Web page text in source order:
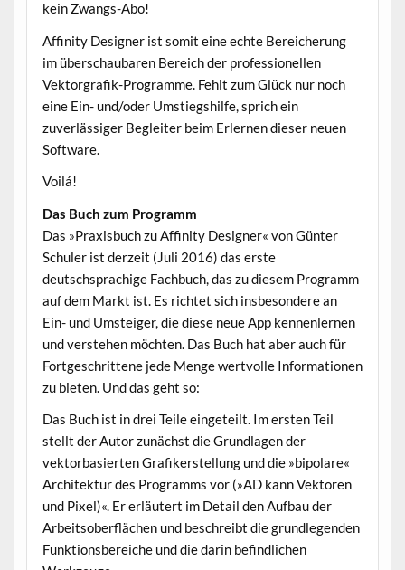
kein Zwangs-Abo!
Affinity Designer ist somit eine echte Bereicherung
im überschaubaren Bereich der professionellen
Vektorgrafik-Programme. Fehlt zum Glück nur noch
eine Ein- und/oder Umstiegshilfe, sprich ein
zuverlässiger Begleiter beim Erlernen dieser neuen
Software.
Voilá!
Das Buch zum Programm
Das »Praxisbuch zu Affinity Designer« von Günter
Schuler ist derzeit (Juli 2016) das erste
deutschsprachige Fachbuch, das zu diesem Programm
auf dem Markt ist. Es richtet sich insbesondere an
Ein- und Umsteiger, die diese neue App kennenlernen
und verstehen möchten. Das Buch hat aber auch für
Fortgeschrittene jede Menge wertvolle Informationen
zu bieten. Und das geht so:
Das Buch ist in drei Teile eingeteilt. Im ersten Teil
stellt der Autor zunächst die Grundlagen der
vektorbasierten Grafikerstellung und die »bipolare«
Architektur des Programms vor (»AD kann Vektoren
und Pixel)«. Er erläutert im Detail den Aufbau der
Arbeitsoberflächen und beschreibt die grundlegenden
Funktionsbereiche und die darin befindlichen